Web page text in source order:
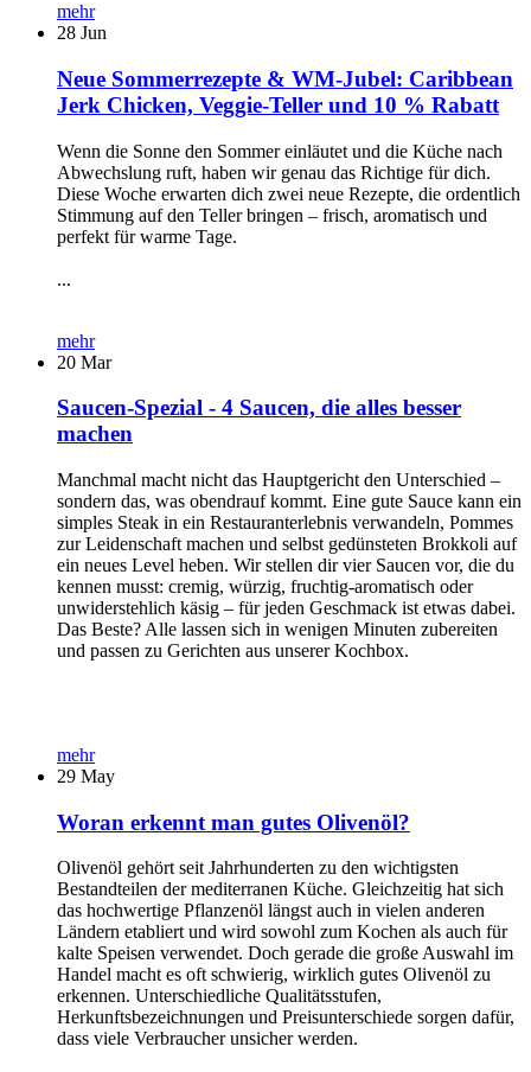
mehr
28 Jun
Neue Sommerrezepte & WM-Jubel: Caribbean
Jerk Chicken, Veggie-Teller und 10 % Rabatt
Wenn die Sonne den Sommer einläutet und die Küche nach
Abwechslung ruft, haben wir genau das Richtige für dich.
Diese Woche erwarten dich zwei neue Rezepte, die ordentlich
Stimmung auf den Teller bringen – frisch, aromatisch und
perfekt für warme Tage.
...
mehr
20 Mar
Saucen-Spezial - 4 Saucen, die alles besser
machen
Manchmal macht nicht das Hauptgericht den Unterschied –
sondern das, was obendrauf kommt. Eine gute Sauce kann ein
simples Steak in ein Restauranterlebnis verwandeln, Pommes
zur Leidenschaft machen und selbst gedünsteten Brokkoli auf
ein neues Level heben. Wir stellen dir vier Saucen vor, die du
kennen musst: cremig, würzig, fruchtig-aromatisch oder
unwiderstehlich käsig – für jeden Geschmack ist etwas dabei.
Das Beste? Alle lassen sich in wenigen Minuten zubereiten
und passen zu Gerichten aus unserer Kochbox.
mehr
29 May
Woran erkennt man gutes Olivenöl?
Olivenöl gehört seit Jahrhunderten zu den wichtigsten
Bestandteilen der mediterranen Küche. Gleichzeitig hat sich
das hochwertige Pflanzenöl längst auch in vielen anderen
Ländern etabliert und wird sowohl zum Kochen als auch für
kalte Speisen verwendet. Doch gerade die große Auswahl im
Handel macht es oft schwierig, wirklich gutes Olivenöl zu
erkennen. Unterschiedliche Qualitätsstufen,
Herkunftsbezeichnungen und Preisunterschiede sorgen dafür,
dass viele Verbraucher unsicher werden.